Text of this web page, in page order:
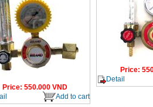
Price: 550.000VND
Add to cart
Price:
Detail